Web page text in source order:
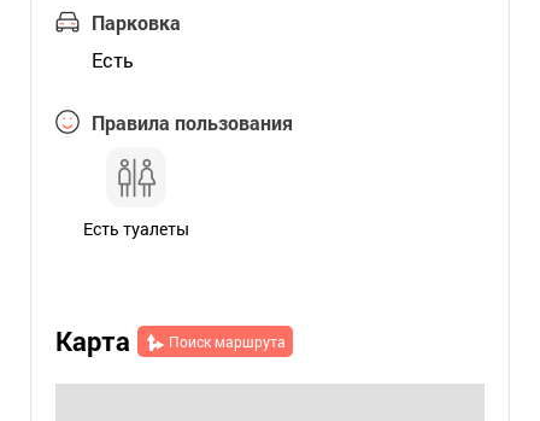
Парковка
Есть
Правила пользования
Есть туалеты
Карта Поиск маршрута